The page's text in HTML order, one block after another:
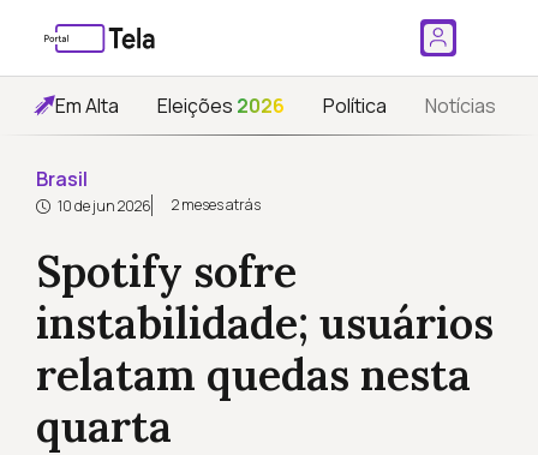
Em Alta Eleições 2026 Política Notícias
Brasil
10 de jun 2026 2 meses atrás
Spotify sofre
instabilidade; usuários
relatam quedas nesta
quarta